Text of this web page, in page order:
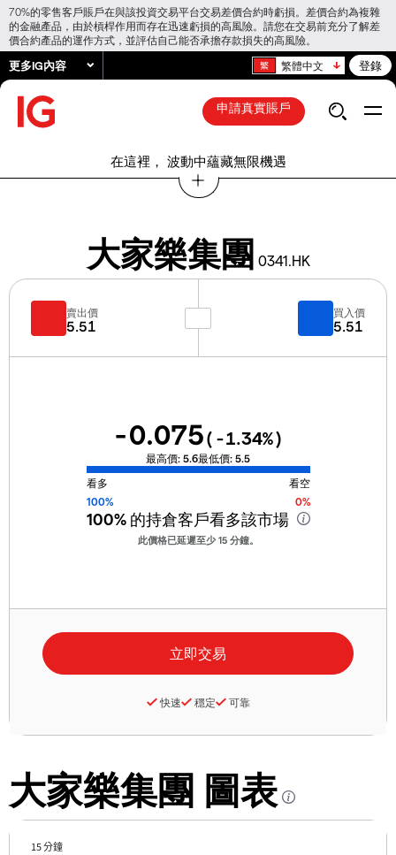
70%的零售客戶賬戶在與該投資交易平台交易差價合約時虧損。差價合約為複雜
的金融產品，由於槓桿作用而存在迅速虧損的高風險。請您在交易前充分了解差
價合約產品的運作方式，並評估自己能否承擔存款損失的高風險。
更多IG內容 繁體中文 登錄
申請真實賬戶
在這裡， 波動中蘊藏無限機遇
大家樂集團 0341.HK
大家樂集團 圖表
15 分鐘
賣出價
5.51
買入價
5.51
-0.075( -1.34%)
最高價: 5.6最低價: 5.5
看多
看空
100%
0%
100%的持倉客戶看多該市場
此價格已延遲至少 15 分鐘。
快速 穩定 可靠